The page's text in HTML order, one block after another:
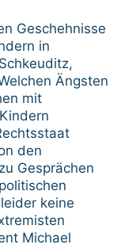
Geschehnisse
in
Ängsten
mit
den
Gesprächen
keine
Michael